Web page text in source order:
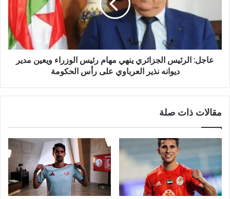
عاجل: الرئيس الجزائري ينهي مهام رئيس الوزراء ويعين مدير
ديوانه نذير العرباوي على رأس الحكومة
مقالات ذات صلة